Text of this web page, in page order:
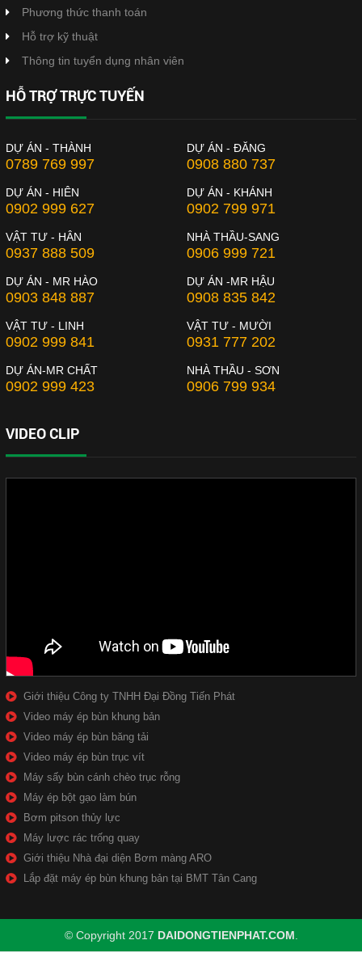
Phương thức thanh toán
Hỗ trợ kỹ thuật
Thông tin tuyển dụng nhân viên
HỖ TRỢ TRỰC TUYẾN
DỰ ÁN - THÀNH
0789 769 997
DỰ ÁN - ĐĂNG
0908 880 737
DỰ ÁN - HIÊN
0902 999 627
DỰ ÁN - KHÁNH
0902 799 971
VẬT TƯ - HÂN
0937 888 509
NHÀ THẦU-SANG
0906 999 721
DỰ ÁN - MR HÀO
0903 848 887
DỰ ÁN -MR HẬU
0908 835 842
VẬT TƯ - LINH
0902 999 841
VẬT TƯ - MƯỜI
0931 777 202
DỰ ÁN-MR CHẤT
0902 999 423
NHÀ THẦU - SƠN
0906 799 934
VIDEO CLIP
Giới thiệu Công ty TNHH Đại Đồng Tiến Phát
Video máy ép bùn khung bản
Video máy ép bùn băng tải
Video máy ép bùn trục vít
Máy sấy bùn cánh chèo trục rỗng
Máy ép bột gạo làm bún
Bơm pitson thủy lực
Máy lược rác trống quay
Giới thiệu Nhà đại diện Bơm màng ARO
Lắp đặt máy ép bùn khung bản tại BMT Tân Cang
© Copyright 2017 DAIDONGTIENPHAT.COM